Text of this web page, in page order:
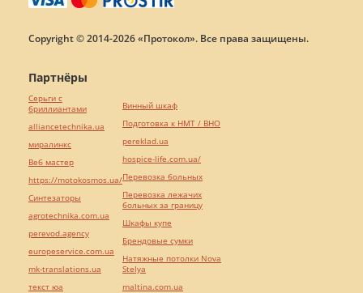
Copyright © 2014-2026 «Протокол». Все права защищены.
Партнёры
Серьги с
бриллиантами
alliancetechnika.ua
миралинкс
Веб мастер
https://motokosmos.ua/
Синтезаторы
agrotechnika.com.ua
perevod.agency
europeservice.com.ua
mk-translations.ua
текст юа
Винный шкаф
Подготовка к НМТ / ВНО
pereklad.ua
hospice-life.com.ua/
Перевозка больных
Перевозка лежачих
больных за границу
Шкафы купе
Брендовые сумки
Натяжные потолки Nova
Stelya
maltina.com.ua